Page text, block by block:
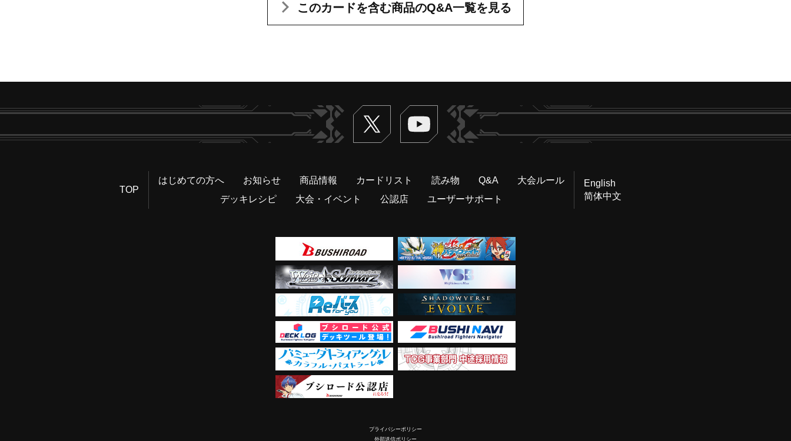
このカードを含む商品のQ&A一覧を見る
Twitter ヴァンガードch
TOP
はじめての方へ お知らせ 商品情報 カードリスト 読み物 Q&A
大会ルール
デッキレシピ
大会・イベント 公認店 ユーザーサポート
English
简体中文
プライバシーポリシー
外部送信ポリシー